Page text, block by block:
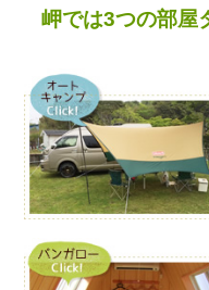
岬では3つの部屋